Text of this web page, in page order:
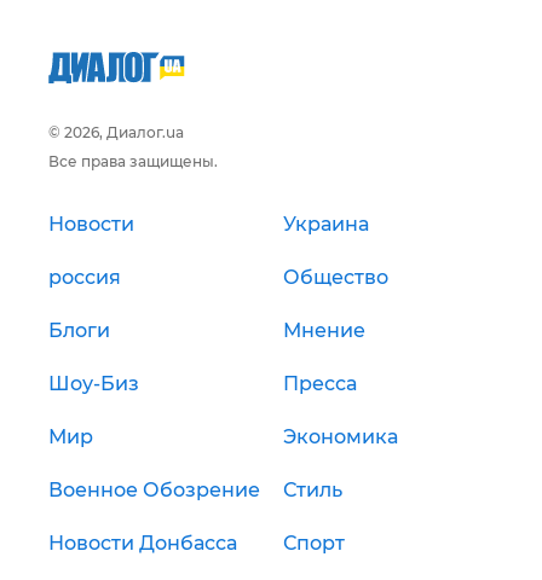
© 2026, Диалог.ua
Все права защищены.
Новости Украина
россия Общество
Блоги Мнение
Шоу-Биз Пресса
Мир Экономика
Военное Обозрение Стиль
Новости Донбасса Спорт